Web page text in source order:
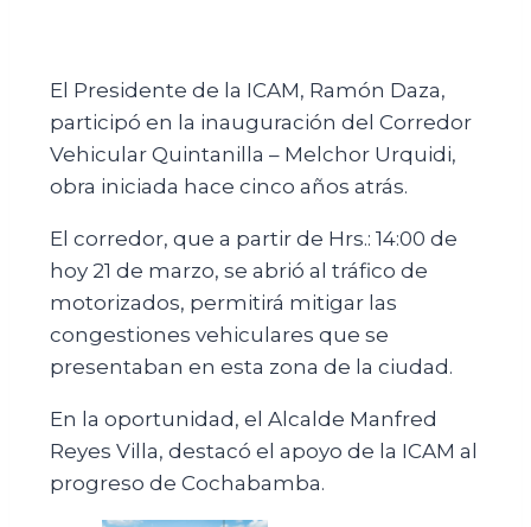
El Presidente de la ICAM, Ramón Daza,
participó en la inauguración del Corredor
Vehicular Quintanilla – Melchor Urquidi,
obra iniciada hace cinco años atrás.
El corredor, que a partir de Hrs.: 14:00 de
hoy 21 de marzo, se abrió al tráfico de
motorizados, permitirá mitigar las
congestiones vehiculares que se
presentaban en esta zona de la ciudad.
En la oportunidad, el Alcalde Manfred
Reyes Villa, destacó el apoyo de la ICAM al
progreso de Cochabamba.